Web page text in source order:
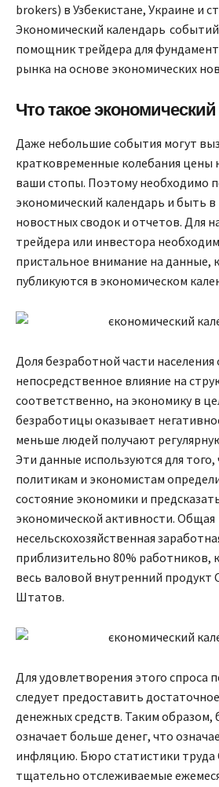
brokers) в Узбекистане, Украине и
Экономический календарь
помощник трейдера для
рынка на основе экономических
Что такое
Даже небольшие события могут
кратковременные колебания цены
ваши стопы. Поэтому необходимо
экономический календарь и быть
новостных сводок и отчетов. Для
трейдера или инвестора
пристальное внимание на данные,
публикуются в экономическом
Доля безработной части населения
непосредственное влияние на
соответственно, на экономику в
безработицы оказывает
меньше людей получают
Эти данные используются для
политикам и экономистам
состояние экономики и
экономической активности. Общая
несельскохозяйственная
приблизительно 80% работников,
весь валовой внутренний продукт
Штатов.
Для удовлетворения этого спроса
следует предоставить
денежных средств. Таким образом,
означает больше денег, что
инфляцию. Бюро статистики труда
тщательно отслеживаемые